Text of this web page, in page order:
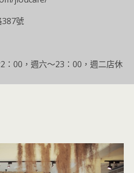
號
：00，週六～23：00，週二店休